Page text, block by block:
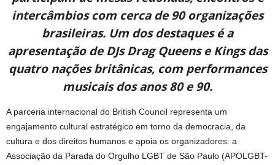
intercâmbios com cerca de 90 organizações
brasileiras. Um dos destaques é a
apresentação de DJs Drag Queens e Kings das
quatro nações britânicas, com performances
musicais dos anos 80 e 90.
A parceria internacional do British Council representa um
engajamento cultural estratégico em torno da democracia, da
cultura e dos direitos humanos e apoia os organizadores: a
Associação da Parada do Orgulho LGBT de São Paulo (APOLGBT-